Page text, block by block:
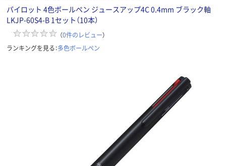
パイロット 4色ボールペン ジュースアップ4C 0.4mm ブラック軸
LKJP-60S4-B 1セット（10本）
（0件のレビュー）
ランキングを見る：多色ボールペン